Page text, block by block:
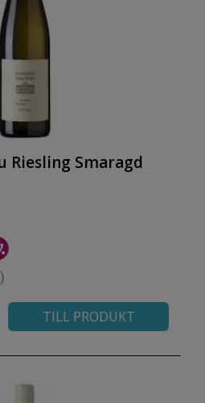
Riesling Smaragd
TILL PRODUKT